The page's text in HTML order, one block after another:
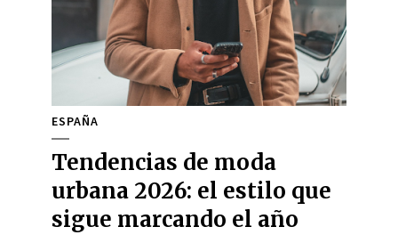
ESPAÑA
Tendencias de moda
urbana 2026: el estilo que
sigue marcando el año